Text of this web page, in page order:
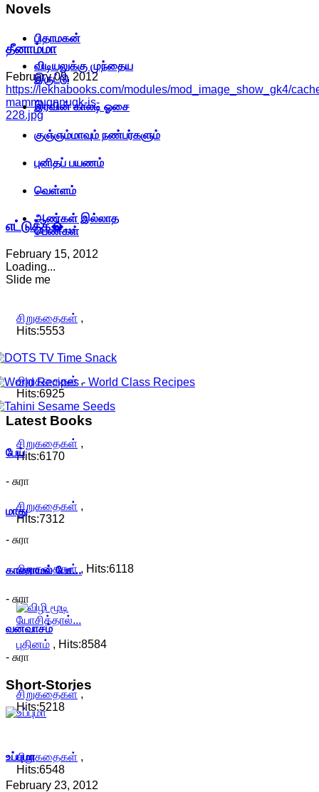
தீனாம்மா
February 09, 2012
https://lekhabooks.com/modules/mod_image_show_gk4/
mammugnnugk-is-
228.jpg
எட்டுக்க�…
February 15, 2012
Loading...
Slide me
சிறுகதைகள் ,
Hits:5553
சிறுகதைகள்,
Hits:6925
சிறுகதைகள் ,
Hits:6170
சிறுகதைகள் ,
Hits:7312
சிறுகதைகள் , Hits:6118
புதினம் , Hits:8584
சிறுகதைகள் ,
Hits:5218
சிறுகதைகள் ,
Hits:6548
Novels
பிதாமகன்
விடியலுக்கு முந்தைய
இருட்டு
இரவின் காலடி ஓசை
குஞ்ஞம்மாவும் நண்பர்களும்
புனிதப் பயணம்
வெள்ளம்
ஆண்கள் இல்லாத
பெண்கள்
Latest Books
பேய்
- சுரா
மாது
- சுரா
காணாமல் போ…
- சுரா
வனவாசம்
- சுரா
Short-Stories
உப்புமா
February 23, 2012